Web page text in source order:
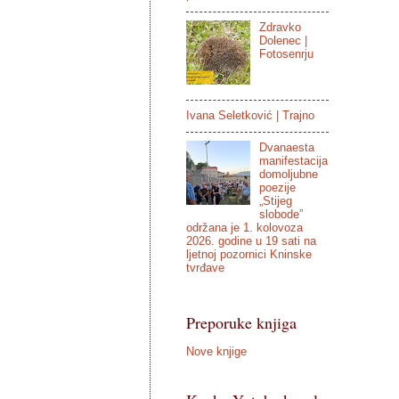
Zdravko
Dolenec |
Fotosenrju
Ivana Seletković | Trajno
Dvanaesta
manifestacija
domoljubne
poezije
„Stijeg
slobode”
održana je 1. kolovoza
2026. godine u 19 sati na
ljetnoj pozornici Kninske
tvrđave
Preporuke knjiga
Nove knjige